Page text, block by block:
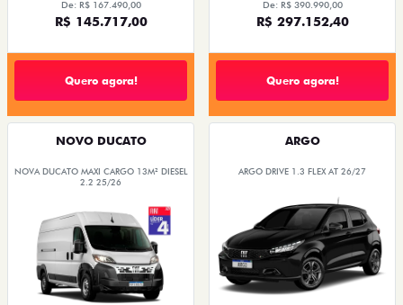
De: R$ 167.490,00
R$ 145.717,00
Quero agora!
De: R$ 390.990,00
R$ 297.152,40
Quero agora!
NOVO DUCATO
NOVA DUCATO MAXI CARGO 13M² DIESEL
2.2 25/26
ARGO
ARGO DRIVE 1.3 FLEX AT 26/27